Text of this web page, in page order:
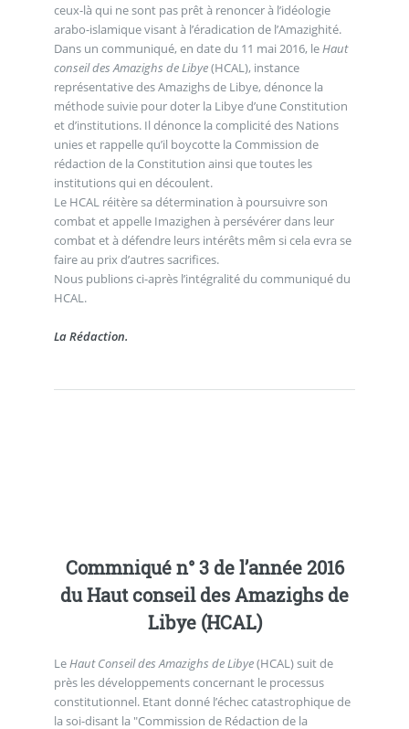
ceux-là qui ne sont pas prêt à renoncer à l’idéologie
arabo-islamique visant à l’éradication de l’Amazighité.
Dans un communiqué, en date du 11 mai 2016, leHaut
conseil des Amazighs de Libye(HCAL), instance
représentative des Amazighs de Libye, dénonce la
méthode suivie pour doter la Libye d’une Constitution
et d’institutions. Il dénonce la complicité des Nations
unies et rappelle qu’il boycotte la Commission de
rédaction de la Constitution ainsi que toutes les
institutions qui en découlent.
Le HCAL réitère sa détermination à poursuivre son
combat et appelle Imazighen à persévérer dans leur
combat et à défendre leurs intérêts mêm si cela evra se
faire au prix d’autres sacrifices.
Nous publions ci-après l’intégralité du communiqué du
HCAL.
La Rédaction.
Commniqué n° 3 de l’année 2016
du Haut conseil des Amazighs de
Libye (HCAL)
LeHaut Conseil des Amazighs de Libye(HCAL) suit de
près les développements concernant le processus
constitutionnel. Etant donné l’échec catastrophique de
la soi-disant la "Commission de Rédaction de la